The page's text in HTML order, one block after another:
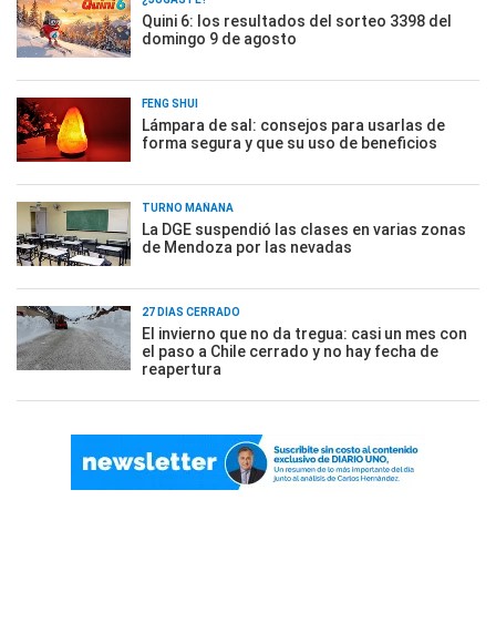
Quini 6: los resultados del sorteo 3398 del
domingo 9 de agosto
FENG SHUI
Lámpara de sal: consejos para usarlas de
forma segura y que su uso de beneficios
TURNO MAÑANA
La DGE suspendió las clases en varias zonas
de Mendoza por las nevadas
27 DÍAS CERRADO
El invierno que no da tregua: casi un mes con
el paso a Chile cerrado y no hay fecha de
reapertura